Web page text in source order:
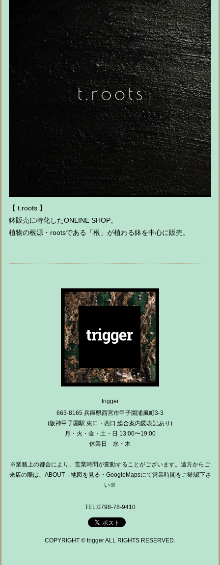
【 t.roots 】
鉢販売に特化したONLINE SHOP。
植物の根源・rootsである「根」が植わる鉢を中心に販売。
trigger
663-8165 兵庫県西宮市甲子園浦風町3-3
(阪神甲子園駅 東口・西口 総合案内図表記あり)
月・火・金・土・日 13:00〜19:00
休業日 水・木
※業務上の都合により、営業時間が変動することがございます。遠方からご
来店の際は、ABOUT→地図を見る・GoogleMapsにて営業時間をご確認下さ
い※
TEL:0798-78-9410
COPYRIGHT © trigger ALL RIGHTS RESERVED.